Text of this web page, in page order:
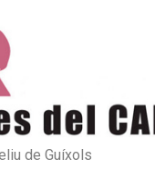
de Guíxols